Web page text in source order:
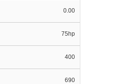
0.00
75hp
400
690